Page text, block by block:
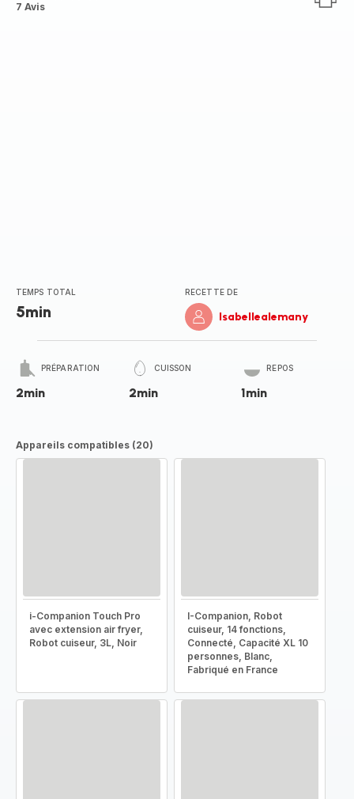
ratings.4.2
7 Avis
TEMPS TOTAL
5min
RECETTE DE
Isabellealemany
PRÉPARATION
2min
CUISSON
2min
REPOS
1min
Appareils compatibles (20)
i-Companion Touch Pro
avec extension air fryer,
Robot cuiseur, 3L, Noir
I-Companion, Robot
cuiseur, 14 fonctions,
Connecté, Capacité XL 10
personnes, Blanc,
Fabriqué en France